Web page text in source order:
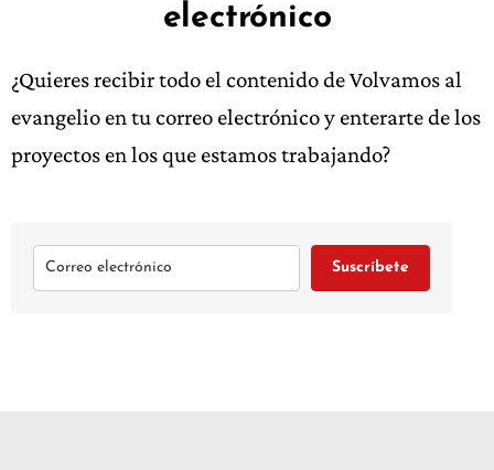
electrónico
¿Quieres recibir todo el contenido de Volvamos al
evangelio en tu correo electrónico y enterarte de los
proyectos en los que estamos trabajando?
Suscríbete